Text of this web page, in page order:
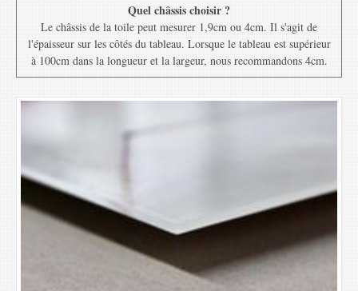
Quel châssis choisir ?
Le châssis de la toile peut mesurer 1,9cm ou 4cm. Il s'agit de
l'épaisseur sur les côtés du tableau. Lorsque le tableau est supérieur
à 100cm dans la longueur et la largeur, nous recommandons 4cm.